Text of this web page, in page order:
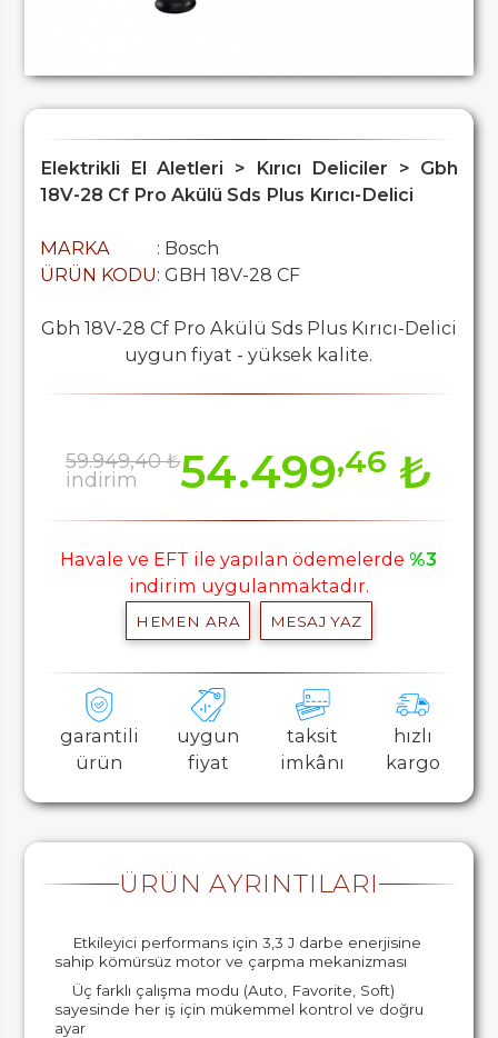
Elektrikli El Aletleri > Kırıcı Deliciler > Gbh
18V-28 Cf Pro Akülü Sds Plus Kırıcı-Delici
MARKA
: Bosch
ÜRÜN KODU: GBH 18V-28 CF
Gbh 18V-28 Cf Pro Akülü Sds Plus Kırıcı-Delici
uygun fiyat - yüksek kalite.
59.949,40 ₺
indirim
54.499,46 ₺
Havale ve EFT ile yapılan ödemelerde%3
indirim uygulanmaktadır.
HEMEN ARA MESAJ YAZ
garantili
ürün
uygun
fiyat
taksit
imkânı
hızlı
kargo
ÜRÜN AYRINTILARI
Etkileyici performans için 3,3 J darbe enerjisine
sahip kömürsüz motor ve çarpma mekanizması
Üç farklı çalışma modu (Auto, Favorite, Soft)
sayesinde her iş için mükemmel kontrol ve doğru
ayar